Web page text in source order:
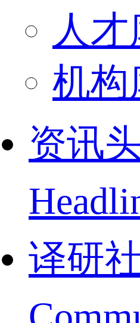
人才
机构
资讯
译研